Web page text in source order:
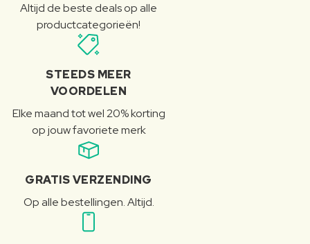
Altijd de beste deals op alle
productcategorieën!
STEEDS MEER
VOORDELEN
Elke maand tot wel 20% korting
op jouw favoriete merk
GRATIS VERZENDING
Op alle bestellingen. Altijd.